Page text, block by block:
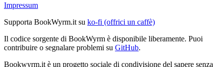
Impressum
Supporta BookWyrm.it su ko-fi (offrici un caffè)
Il codice sorgente di BookWyrm è disponibile liberamente. Puoi
contribuire o segnalare problemi su GitHub.
Bookwyrm.it è un progetto sociale di condivisione del sapere senza